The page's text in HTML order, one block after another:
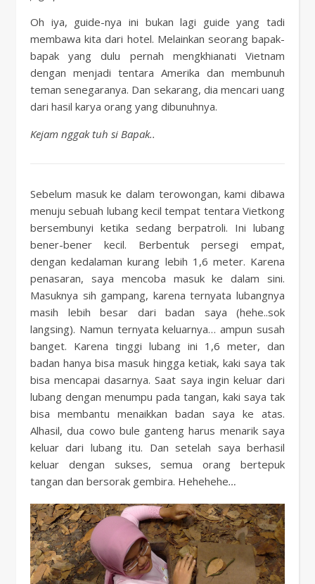
Oh iya, guide-nya ini bukan lagi guide yang tadi
membawa kita dari hotel. Melainkan seorang bapak-
bapak yang dulu pernah mengkhianati Vietnam
dengan menjadi tentara Amerika dan membunuh
teman senegaranya. Dan sekarang, dia mencari uang
dari hasil karya orang yang dibunuhnya.
Kejam nggak tuh si Bapak..
Sebelum masuk ke dalam terowongan, kami dibawa
menuju sebuah lubang kecil tempat tentara Vietkong
bersembunyi ketika sedang berpatroli. Ini lubang
bener-bener kecil. Berbentuk persegi empat,
dengan kedalaman kurang lebih 1,6 meter. Karena
penasaran, saya mencoba masuk ke dalam sini.
Masuknya sih gampang, karena ternyata lubangnya
masih lebih besar dari badan saya (hehe..sok
langsing). Namun ternyata keluarnya… ampun susah
banget. Karena tinggi lubang ini 1,6 meter, dan
badan hanya bisa masuk hingga ketiak, kaki saya tak
bisa mencapai dasarnya. Saat saya ingin keluar dari
lubang dengan menumpu pada tangan, kaki saya tak
bisa membantu menaikkan badan saya ke atas.
Alhasil, dua cowo bule ganteng harus menarik saya
keluar dari lubang itu. Dan setelah saya berhasil
keluar dengan sukses, semua orang bertepuk
tangan dan bersorak gembira. Hehehehe…